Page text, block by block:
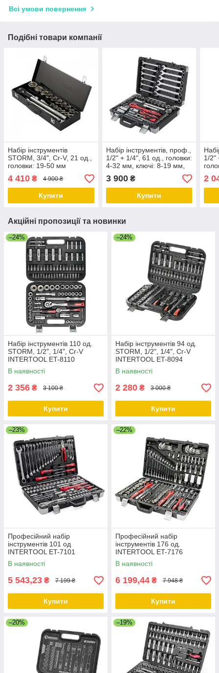
Всі умови повернення
Подібні товари компанії
Набір інструментів
STORM, 3/4", Cr-V, 21 од.,
головки: 19-50 мм
INTERTOOL ET-8321
4 410 ₴ 4 900 ₴
Купити
Набір інструментів, проф.,
1/2" + 1/4", 61 од., головки:
4-32 мм, ключі: 8-19 мм,
кейс INTERTOOL ET-6061
3 900₴
Купити
1/2"
од.,
2
Акційні пропозиції та новинки
–24%
Набір інструментів 110 од.
STORM, 1/2", 1/4", Сг-V
INTERTOOL ET-8110
В наявності
2 356 ₴ 3 100 ₴
Купити
–24%
Набір інструментів 94 од.
STORM, 1/2", 1/4", Сг-V
INTERTOOL ET-8094
В наявності
2 280 ₴ 3 000 ₴
Купити
–23%
Професійний набір
інструментів 101 од
INTERTOOL ET-7101
В наявності
5 543,23 ₴ 7 199 ₴
Купити
–22%
Професійний набір
інструментів 176 од.
INTERTOOL ET-7176
В наявності
6 199,44 ₴ 7 948 ₴
Купити
–20% –19%